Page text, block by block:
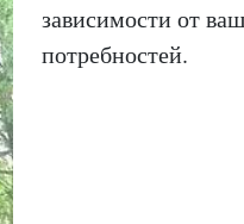
зависимости от
потребностей.